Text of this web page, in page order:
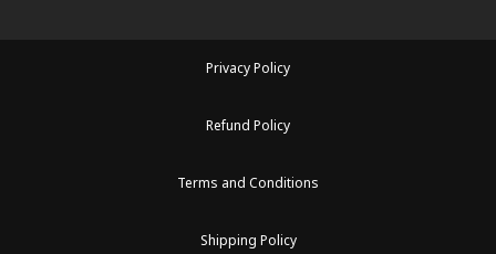
Privacy Policy
Refund Policy
Terms and Conditions
Shipping Policy